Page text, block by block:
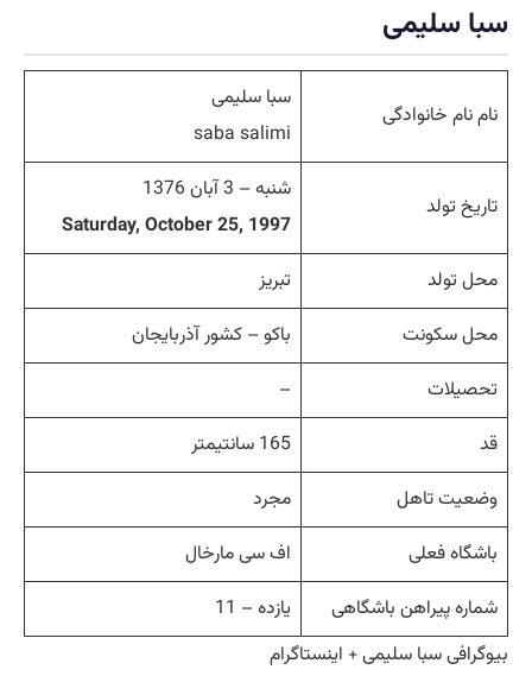
سبا سلیمی
نام نام خانوادگی
سبا سلیمی
saba salimi
تاریخ تولد
شنبه – 3 آبان 1376
Saturday, October 25, 1997
محل تولد
تبریز
محل سکونت
باکو – کشور آذربایجان
تحصیلات
–
قد
165 سانتیمتر
وضعیت تاهل
مجرد
باشگاه فعلی
اف سی مارخال
شماره پیراهن باشگاهی
یازده – 11
بیوگرافی سبا سلیمی + اینستاگرام